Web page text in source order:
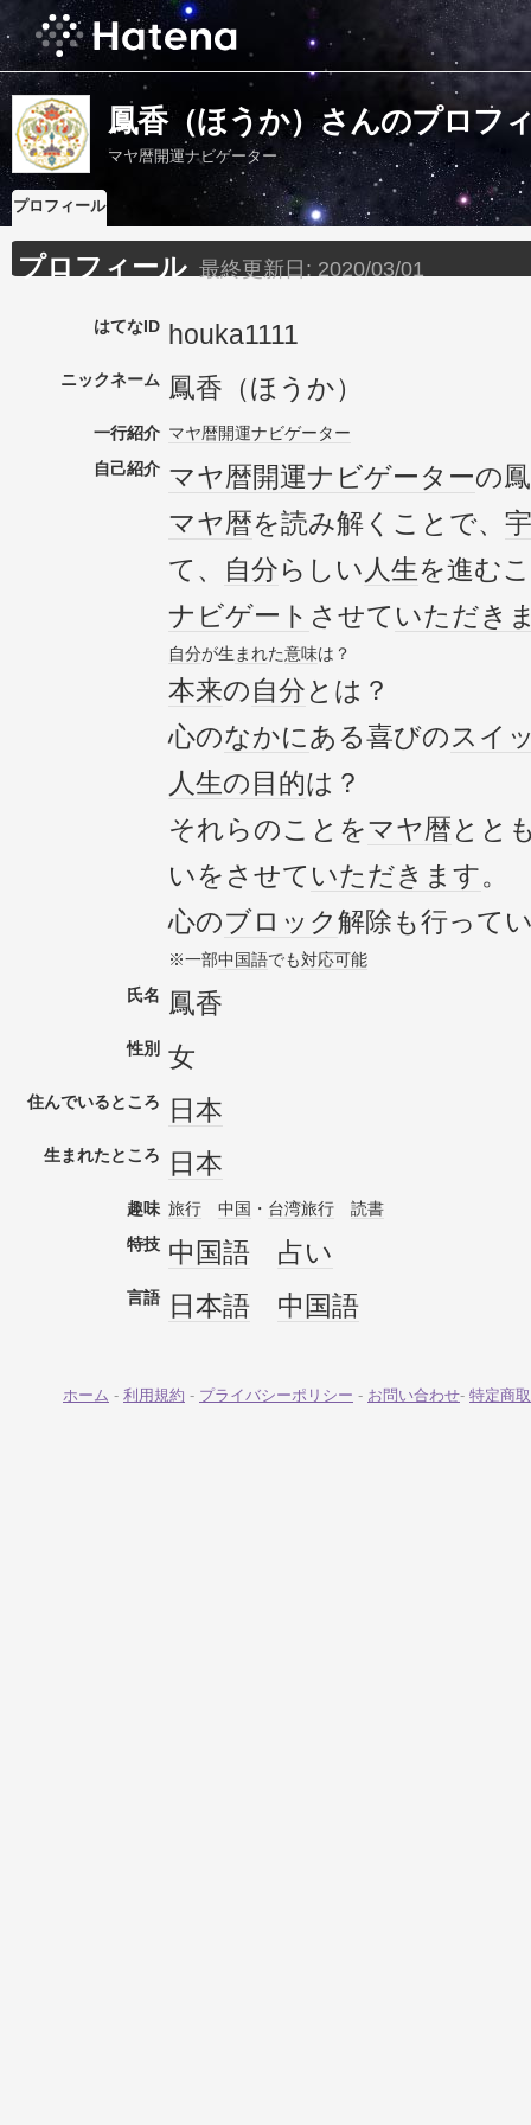
鳳香（ほうか）さんのプロフ
マヤ暦開運ナビゲーター
プロフィール
プロフィール 最終更新日: 2020/03/01
はてなID houka1111
ニックネーム 鳳香（ほうか）
一行紹介 マヤ暦開運ナビゲーター
自己紹介 マヤ暦開運ナビゲーターの
マヤ暦を読み解くことで、
て、
自分らしい人生を進む
ナビゲート させて いただき
自分が生まれた意味は？
本来の自分とは？
心のなかにある喜びのスイ
人生の目的は？
それらのことをマヤ暦とと
いをさせて いただきます。
心のブロック解除も行って
※一部中国語でも対応可能
氏名 鳳香
性別 女
住んでいるところ 日本
生まれたところ 日本
趣味 旅行 中国 ・ 台湾旅行
読書
特技 中国語 占い
言語 日本語 中国語
ホーム - 利用規約 - プライバシーポリシー - お問い合わせ- 特定商